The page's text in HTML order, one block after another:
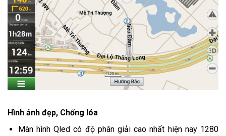
Hình ảnh đẹp, Chống lóa
Màn hình Qled có độ phân giải cao nhất hiện nay 1280